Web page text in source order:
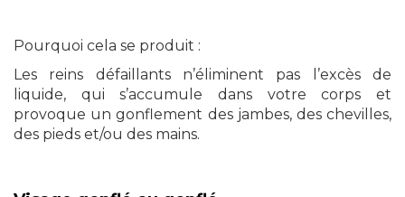
Pourquoi cela se produit :
Les reins défaillants n’éliminent pas l’excès de
liquide, qui s’accumule dans votre corps et
provoque un gonflement des jambes, des chevilles,
des pieds et/ou des mains.